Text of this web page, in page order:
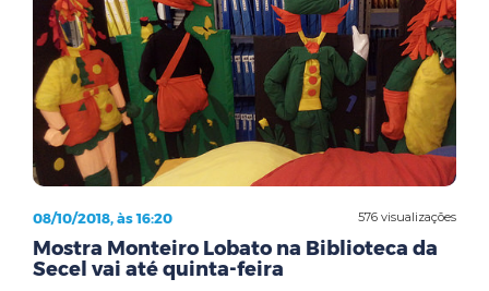
576 visualizações
08/10/2018, às 16:20
Mostra Monteiro Lobato na Biblioteca da
Secel vai até quinta-feira